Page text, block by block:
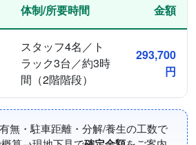
体制/所要時間 金額
スタッフ4名／ト
ラック3台／約3時
間（2階階段）
293,700
円
無・駐車距離・分解/養生の工数で